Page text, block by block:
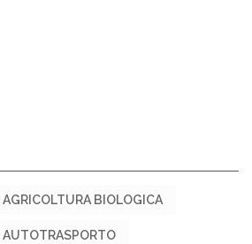
AGRICOLTURA BIOLOGICA
AUTOTRASPORTO